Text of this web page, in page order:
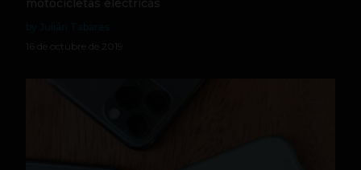
motocicletas eléctricas
16 de octubre de 2019